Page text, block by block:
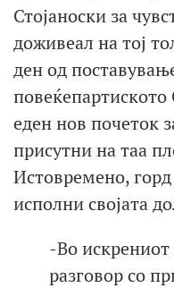
Стојаноски за
доживеал на тој
ден од
еден нов почеток
присутни на таа
Истовремено,
исполни својата
-Во
разговор со